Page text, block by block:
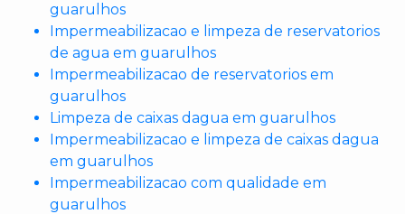
guarulhos
Impermeabilizacao e limpeza de reservatorios
de agua em guarulhos
Impermeabilizacao de reservatorios em
guarulhos
Limpeza de caixas dagua em guarulhos
Impermeabilizacao e limpeza de caixas dagua
em guarulhos
Impermeabilizacao com qualidade em
guarulhos